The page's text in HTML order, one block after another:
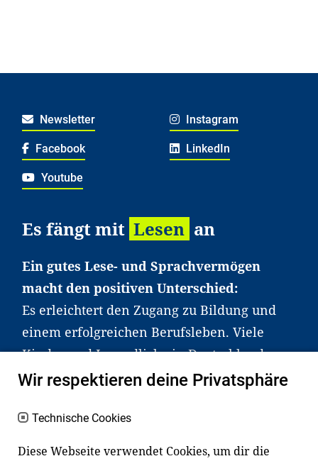
Newsletter Instagram
Facebook LinkedIn
Youtube
Es fängt mit Lesen an
Ein gutes Lese- und Sprachvermögen
macht den positiven Unterschied:
Es erleichtert den Zugang zu Bildung und
einem erfolgreichen Berufsleben. Viele
Kinder und Jugendliche in Deutschland
haben aber große Schwierigkeiten dabei.
an Familien sowie an Erzieher*innen,
Lehrer*innen und andere
Wir respektieren deine Privatsphäre
Technische Cookies
Diese Webseite verwendet Cookies, um dir die